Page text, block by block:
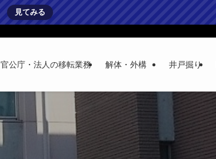
見てみる
官公庁・法人の移転業務 解体・外構 井戸掘り